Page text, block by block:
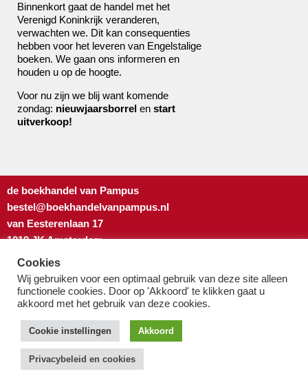
Binnenkort gaat de handel met het
Verenigd Koninkrijk veranderen,
verwachten we. Dit kan consequenties
hebben voor het leveren van Engelstalige
boeken. We gaan ons informeren en
houden u op de hoogte.
Voor nu zijn we blij want komende
zondag: nieuwjaarsborrel en start
uitverkoop!
de boekhandel van Pampus
bestel@boekhandelvanpampus.nl
van Eesterenlaan 17
1019 JK Amsterdam
u appt ons 06 1544 8310
u belt ons 020 419 3023
Algemene Voorwaarden
Privacy-beleid & cookies
Cookies
Wij gebruiken voor een optimaal gebruik van deze site alleen
functionele cookies. Door op 'Akkoord' te klikken gaat u
akkoord met het gebruik van deze cookies.
Cookie instellingen Akkoord
Privacybeleid en cookies